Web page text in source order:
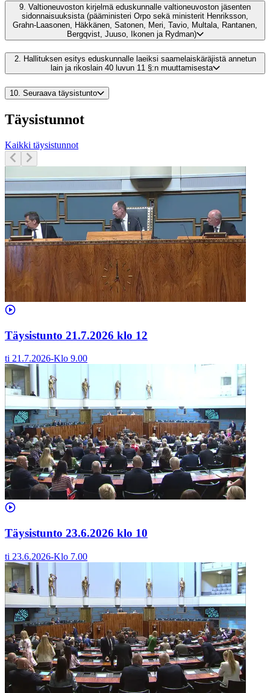
9. Valtioneuvoston kirjelmä eduskunnalle valtioneuvoston jäsenten
sidonnaisuuksista (pääministeri Orpo sekä ministerit Henriksson,
Grahn-Laasonen, Häkkänen, Satonen, Meri, Tavio, Multala, Rantanen,
Bergqvist, Juuso, Ikonen ja Rydman)
2. Hallituksen esitys eduskunnalle laeiksi saamelaiskäräjistä annetun
lain ja rikoslain 40 luvun 11 §:n muuttamisesta
10. Seuraava täysistunto
Täysistunnot
Kaikki täysistunnot
Täysistunto 21.7.2026 klo 12
ti 21.7.2026-Klo 9.00
Täysistunto 23.6.2026 klo 10
ti 23.6.2026-Klo 7.00